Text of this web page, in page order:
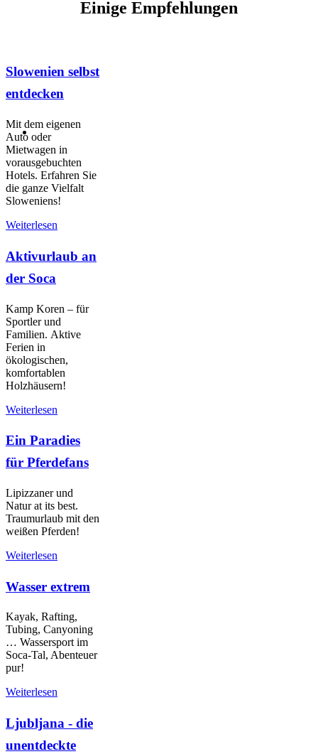
Einige Empfehlungen
Slowenien selbst
entdecken
Mit dem eigenen
Auto oder
Mietwagen in
vorausgebuchten
Hotels. Erfahren Sie
die ganze Vielfalt
Sloweniens!
Weiterlesen
Aktivurlaub an
der Soca
Kamp Koren – für
Sportler und
Familien. Aktive
Ferien in
ökologischen,
komfortablen
Holzhäusern!
Weiterlesen
Ein Paradies
für Pferdefans
Lipizzaner und
Natur at its best.
Traumurlaub mit den
weißen Pferden!
Weiterlesen
Wasser extrem
Kayak, Rafting,
Tubing, Canyoning
… Wassersport im
Soca-Tal, Abenteuer
pur!
Weiterlesen
Ljubljana - die
unentdeckte